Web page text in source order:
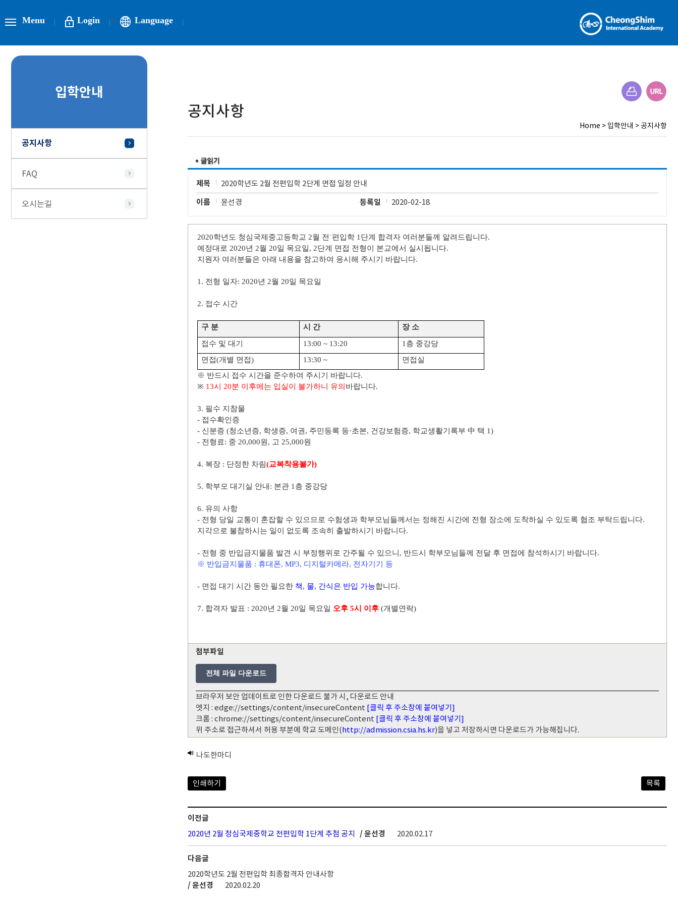
Menu Login Language
입학안내
공지사항
FAQ
오시는길
Home > 입학안내 >공지사항
공지사항
제목
2020학년도 2월 전편입학 2단계 면접 일정 안내
이름
윤선경 등록일 2020-02-18
2020학년도 청심국제중고등학교 2월 전 ˙편입학 1 단계 합격자 여러분들께 알려드립니다.
예정대로 2020년 2월 20일 목요일, 2단계 면접 전형이 본교에서 실시됩니다.
지원자 여러분들은 아래 내용을 참고하여 응시해 주시기 바랍니다.
1. 전형 일자: 2020년 2월 20일 목요일
2. 접수 시간
구 분 시 간 장 소
접수 및 대기 13:00 ~ 13:20 1 층 중강당
면접(개별 면접) 13:30 ~
면접실
※ 반드시 접수 시간을 준수하여 주시기 바랍니다.
※ 13시 20분 이후에는 입실이 불가하니 유의 바랍니다.
3. 필수 지참물
- 접수확인증
- 신분증 (청소년증, 학생증, 여권 , 주민등록 등·초본, 건강보험증, 학교생활기록부 中 택 1)
- 전형료: 중 20,000원 , 고 25,000원
4. 복장 : 단정한 차림(교복착용불가)
5. 학부모 대기실 안내 : 본관 1 층 중강당
6. 유의 사항
- 전형 당일 교통이 혼잡할 수 있으므로 수험생과 학부모님들께서는 정해진 시간에 전형 장소에 도착하실 수 있도록 협조 부탁드립니다.
지각으로 불참하시는 일이 없도록 조속히 출발하시기 바랍니다.
- 전형 중 반입금지물품 발견 시 부정행위로 간주될 수 있으니 , 반드시 학부모님들께 전달 후 면접에 참석하시기 바랍니다.
※ 반입금지물품 : 휴대폰, MP3, 디지털카메라, 전자기기 등
- 면접 대기 시간 동안 필요한 책, 물, 간식은 반입 가능합니다.
7. 합격자 발표 : 2020년 2월 20일 목요일 오후 5시 이후 (개별연락)
첨부파일
전체 파일 다운로드
브라우저 보안 업데이트로 인한 다운로드 불가 시, 다운로드 안내
엣지 : edge://settings/content/insecureContent [클릭 후 주소창에 붙여넣기]
크롬 : chrome://settings/content/insecureContent [클릭 후 주소창에 붙여넣기]
위 주소로 접근하셔서 허용 부분에 학교 도메인(http://admission.csia.hs.kr)을 넣고 저장하시면 다운로드가 가능해집니다.
나도한마디
인쇄하기 목록
이전글
2020년 2월 청심국제중학교 전편입학 1단계 추첨 공지
/ 윤선경 2020.02.17
다음글
2020학년도 2월 전편입학 최종합격자 안내사항
/ 윤선경
2020.02.20